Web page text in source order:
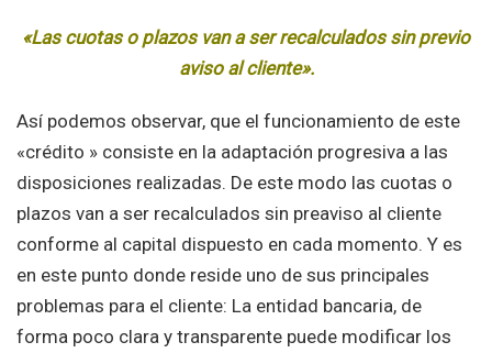
«Las cuotas o plazos van a ser recalculados sin previo
aviso al cliente».
Así podemos observar, que el funcionamiento de este
«crédito » consiste en la adaptación progresiva a las
disposiciones realizadas. De este modo las cuotas o
plazos van a ser recalculados sin preaviso al cliente
conforme al capital dispuesto en cada momento. Y es
en este punto donde reside uno de sus principales
problemas para el cliente: La entidad bancaria, de
forma poco clara y transparente puede modificar los